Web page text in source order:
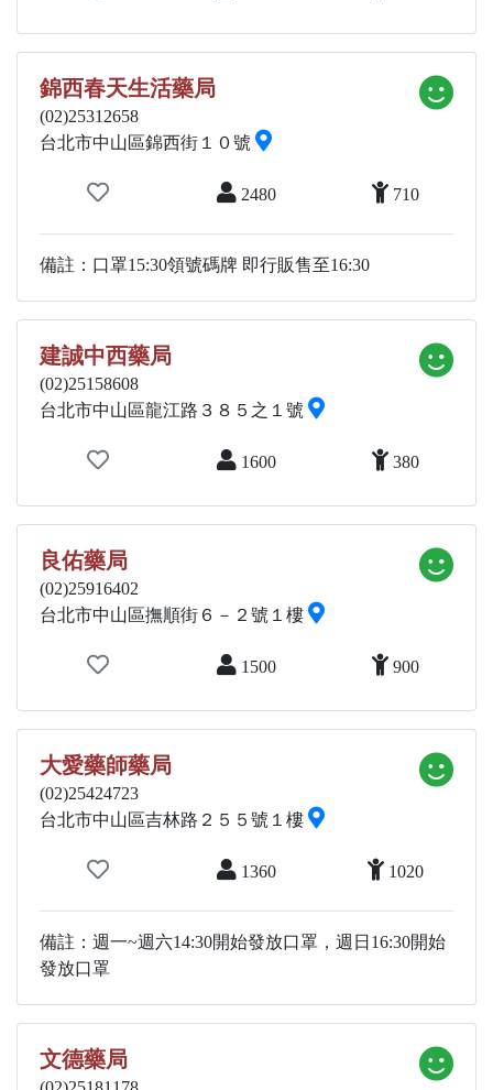
錦西春天生活藥局
(02)25312658
台北市中山區錦西街１０號
2480 710
備註：口罩15:30領號碼牌 即行販售至16:30
建誠中西藥局
(02)25158608
台北市中山區龍江路３８５之１號
1600 380
良佑藥局
(02)25916402
台北市中山區撫順街６－２號１樓
1500 900
大愛藥師藥局
(02)25424723
台北市中山區吉林路２５５號１樓
1360 1020
備註：週一~週六14:30開始發放口罩，週日16:30開始
發放口罩
文德藥局